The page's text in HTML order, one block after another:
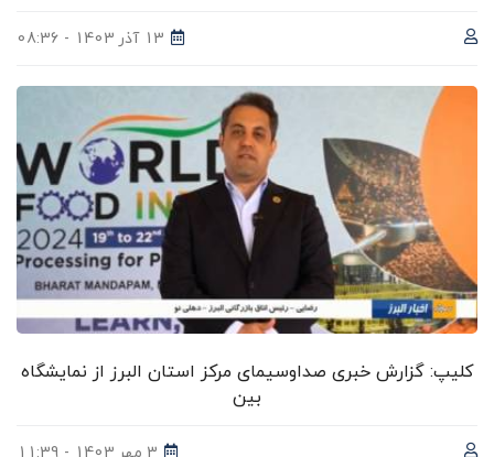
13 آذر 1403 - 08:36
کلیپ: گزارش خبری صداوسیمای مرکز استان البرز از نمایشگاه
بین‌